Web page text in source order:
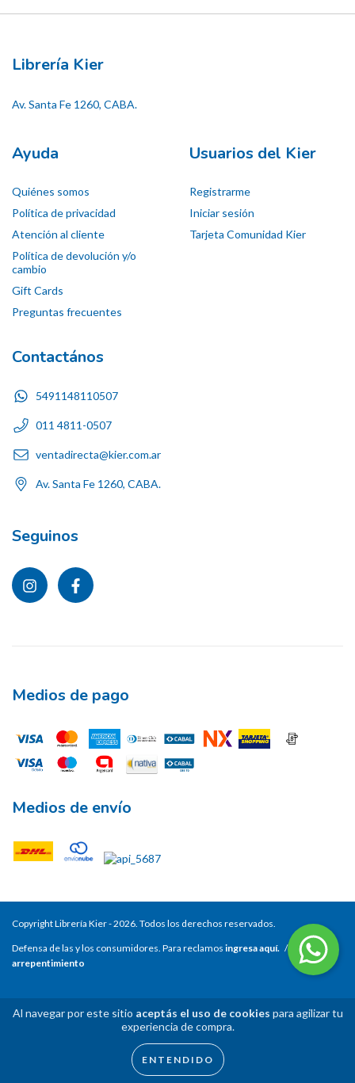
Al navegar por este sitio aceptás el uso de cookies para agilizar tu
experiencia de compra.
ENTENDIDO
Librería Kier
Av. Santa Fe 1260, CABA.
Ayuda
Quiénes somos
Política de privacidad
Atención al cliente
Política de devolución y/o
cambio
Gift Cards
Preguntas frecuentes
Usuarios del Kier
Registrarme
Iniciar sesión
Tarjeta Comunidad Kier
Contactános
5491148110507
011 4811-0507
ventadirecta@kier.com.ar
Av. Santa Fe 1260, CABA.
Seguinos
Medios de pago
Medios de envío
Copyright Librería Kier - 2026. Todos los derechos reservados.
Defensa de las y los consumidores. Para reclamos ingresa aquí. /
Botón de
arrepentimiento